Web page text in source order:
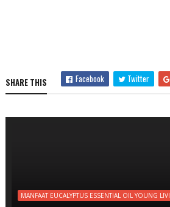
SHARE THIS Facebook Twitter
MANFAAT EUCALYPTUS ESSENTIAL OIL YOUNG